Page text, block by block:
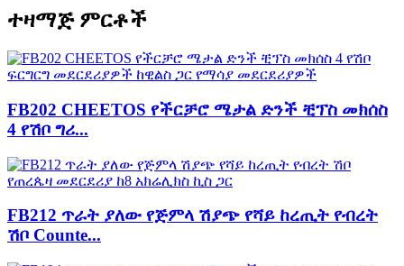
ተዛማጅ ምርቶች
FB202 CHEETOS የችርቻሮ ሜታል ድንች ቺፕስ መክሰስ
4 የሽቦ ግሪ...
FB212 ጥራት ያለው የጅምላ ሽያጭ የሻይ ከረጢት የብረት
ሽቦ Counte...